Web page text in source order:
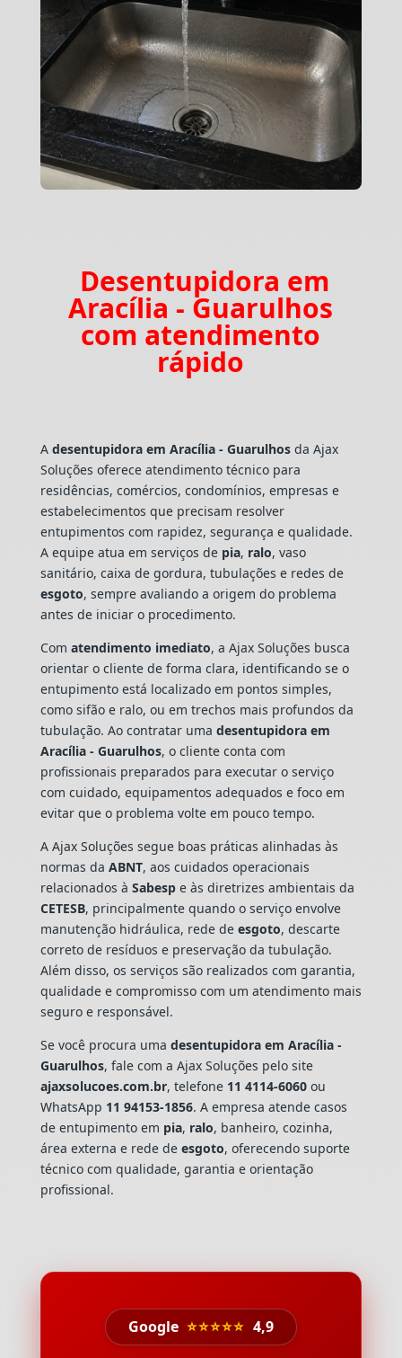
Desentupidora em
Aracília - Guarulhos
com atendimento
rápido
A desentupidora em Aracília - Guarulhosda Ajax
Soluções oferece atendimento técnico para
residências, comércios, condomínios, empresas e
estabelecimentos que precisam resolver
entupimentos com rapidez, segurança e qualidade.
A equipe atua em serviços de pia, ralo, vaso
sanitário, caixa de gordura, tubulações e redes de
esgoto, sempre avaliando a origem do problema
antes de iniciar o procedimento.
Com atendimento imediato, a Ajax Soluções busca
orientar o cliente de forma clara, identificando se o
entupimento está localizado em pontos simples,
como sifão e ralo, ou em trechos mais profundos da
tubulação. Ao contratar uma desentupidora em
Aracília - Guarulhos, o cliente conta com
profissionais preparados para executar o serviço
com cuidado, equipamentos adequados e foco em
evitar que o problema volte em pouco tempo.
A Ajax Soluções segue boas práticas alinhadas às
normas da ABNT, aos cuidados operacionais
relacionados à Sabespe às diretrizes ambientais da
CETESB, principalmente quando o serviço envolve
manutenção hidráulica, rede de esgoto, descarte
correto de resíduos e preservação da tubulação.
Além disso, os serviços são realizados com garantia,
qualidade e compromisso com um atendimento mais
seguro e responsável.
Se você procura uma desentupidora em Aracília -
Guarulhos, fale com a Ajax Soluções pelo site
ajaxsolucoes.com.br, telefone 11 4114-6060ou
WhatsApp 11 94153-1856. A empresa atende casos
de entupimento em pia, ralo, banheiro, cozinha,
área externa e rede de esgoto, oferecendo suporte
técnico com qualidade, garantia e orientação
profissional.
Google ⭐⭐⭐⭐⭐ 4,9